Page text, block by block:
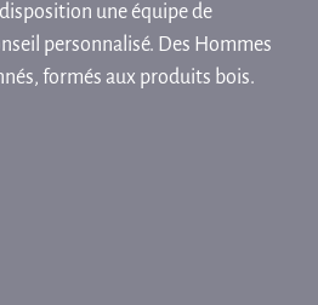
une équipe de
personnalisé. Des Hommes
formés aux produits bois.